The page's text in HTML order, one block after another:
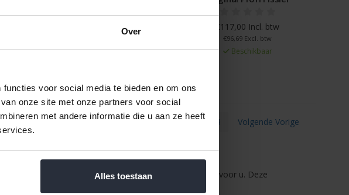
Over
voor social media te bieden en om ons
onze site met onze partners voor social
met andere informatie die u aan ze heeft
Alles toestaan
€114,95 Incl. btw
Beschikbaar
€117,00 Incl. btw
€96,69 Excl. btw
Beschikbaar
1 2 3 Volgende Vorige
de Fissler Original Profi pannen een uitstekende keuze voor u. Deze